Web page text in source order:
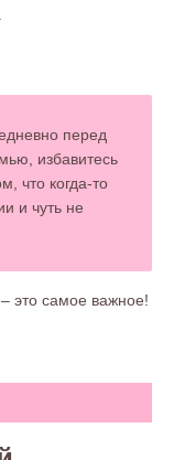
перед
избавитесь
что когда-то
и чуть не
это самое важное!